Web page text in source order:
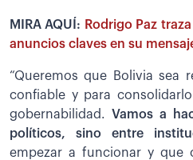
MIRA AQUÍ: Rodrigo Paz
anuncios claves en su
“Queremos que Bolivia sea
confiable y para
gobernabilidad.
Vamos a
políticos, sino entre
empezar a funcionar y que